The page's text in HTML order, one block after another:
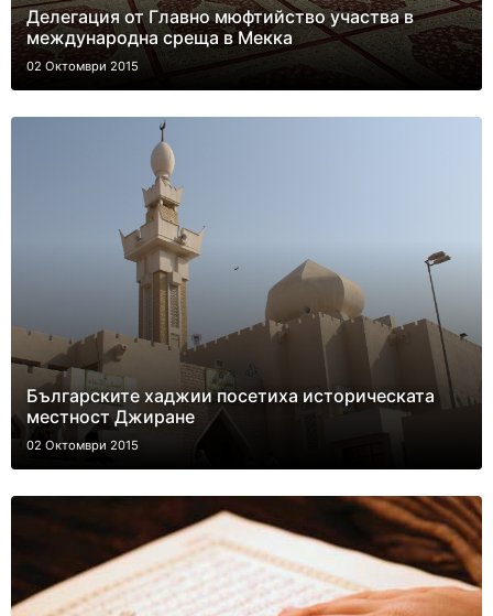
Делегация от Главно мюфтийство участва в
международна среща в Мекка
02 Октомври 2015
Българските хаджии посетиха историческата
местност Джиране
02 Октомври 2015